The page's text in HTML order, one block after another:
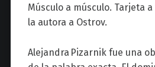
Músculo a músculo. Tarjeta a
la autora a Ostrov.
Alejandra Pizarnikfue una